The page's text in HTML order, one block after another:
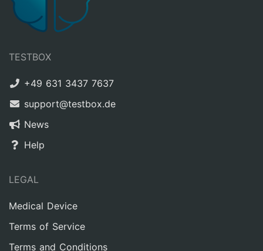
TESTBOX
+49 631 3437 7637
support@testbox.de
News
Help
LEGAL
Medical Device
Terms of Service
Terms and Conditions